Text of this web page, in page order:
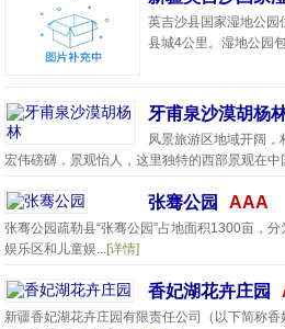
英吉沙县国家湿地公园
县城4公里。湿地公园
牙甫泉沙漠胡杨
风景旅游区地域开阔，
宏伟磅礴，景观怡人，这里独特的西部景观在中
张骞公园 AAA
张骞公园疏勒县“张骞公园”占地面积1300亩，
娱乐区和儿童娱...[详情]
香妃湖花卉庄园
新疆香妃湖花卉庄园有限责任公司（以下简称